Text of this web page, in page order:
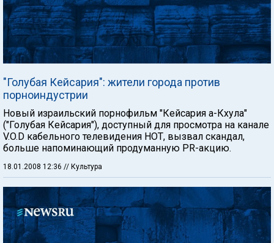
"Голубая Кейсария": жители города против
порноиндустрии
Новый израильский порнофильм "Кейсария а-Кхула"
("Голубая Кейсария"), доступный для просмотра на канале
V.O.D кабельного телевидения HOТ, вызвал скандал,
больше напоминающий продуманную PR-акцию.
18.01.2008 12:36 // Культура